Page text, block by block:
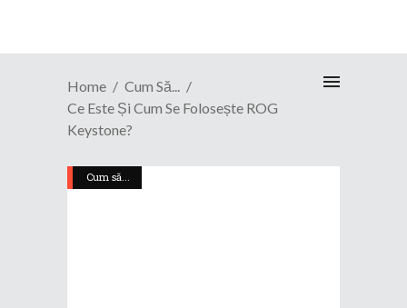
Home
Cum Să...
Ce Este Și Cum Se Folosește ROG
Keystone?
Cum să...